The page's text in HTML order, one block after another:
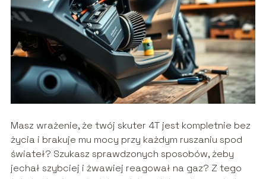
Masz wrażenie, że twój skuter 4T jest kompletnie bez
życia i brakuje mu mocy przy każdym ruszaniu spod
świateł? Szukasz sprawdzonych sposobów, żeby
jechał szybciej i żwawiej reagował na gaz? Z tego